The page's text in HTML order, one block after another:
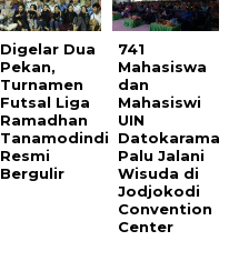
Digelar Dua
Pekan,
Turnamen
Futsal Liga
Ramadhan
Tanamodindi
Resmi
Bergulir
741
Mahasiswa
dan
Mahasiswi
UIN
Datokarama
Palu Jalani
Wisuda di
Jodjokodi
Convention
Center